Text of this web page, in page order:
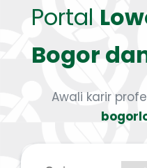
Portal
Bogor
Awali karir